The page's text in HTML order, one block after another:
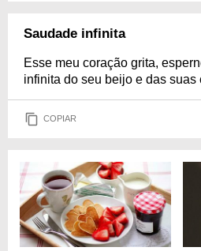
Saudade infinita
Esse meu coração grita,
infinita do seu beijo e das suas
COPIAR